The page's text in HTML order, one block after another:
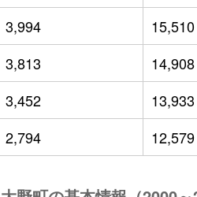
3,994 15,510
3,813 14,908
3,452 13,933
2,794 12,579